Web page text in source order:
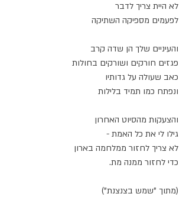
לא היית צריך לדבר
לפעמים מספיקה השתיקה
והעיניים שלך הן שדה קרב
פגזים חורקים ושורקים בחולות
כאב שעולה על גדותיו
ונפתח כמו תמיד בלילות
והצעקות מהסיוט האחרון
גילו לי את כל האמת -
לא צריך לחזור ממלחמה בארון
כדי לחזור ממנה מת.
(מתוך "שמש בצנצנת")